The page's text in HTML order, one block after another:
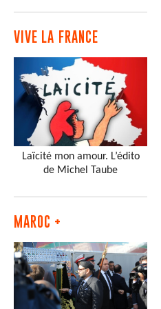
VIVE LA FRANCE
Laïcité mon amour. L’édito
de Michel Taube
MAROC +